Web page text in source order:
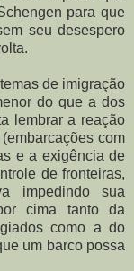
para que
seu desespero
de imigração
do que a dos
lembrar a reação
com
e a exigência de
de fronteiras,
impedindo sua
cima tanto da
como a do
um barco possa